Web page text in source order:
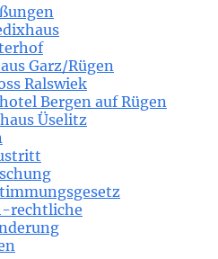
Garz/Rügen
Ralswiek
Bergen auf Rügen
Üselitz
rechtliche